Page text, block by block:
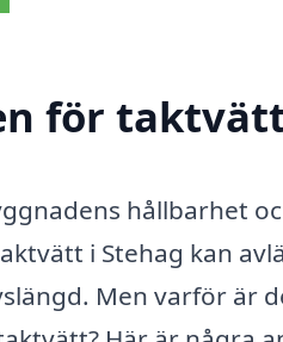
för
hållbarhet
i Stehag kan
Men varför är